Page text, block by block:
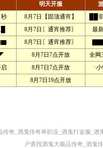
明天开服
8月7日【固顶通宵】
██
8月7日〖通宵推荐〗
最
8月7日〖通宵推荐〗
8月7日7点开放
全网
8月7日7点开放
·
8月7日19点开放
传奇_酒鬼传奇单职业_酒鬼打金服_
户查找酒鬼大极品传奇_酒鬼